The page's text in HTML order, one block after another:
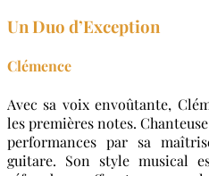
Un Duo d’Exception
Clémence
Avec sa voix envoûtante,
les premières notes.
performances par sa
guitare. Son style musical